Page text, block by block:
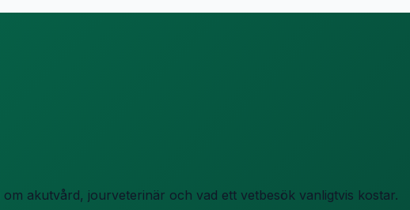
akutvård, jourveterinär och vad ett vetbesök vanligtvis kostar.